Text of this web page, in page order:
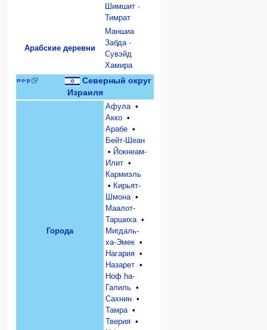
Шимшит ·
Тимрат
Арабские деревни
Маншиа
Забда ·
Сувэйд
Хамира
п·о·р
Северный округ
Израиля
Города
Афула •
Акко •
Арабе •
Бейт-Шеан
• Йокнеам-
Илит •
Кармиэль
• Кирьят-
Шмона •
Маалот-
Таршиха •
Мигдаль-
ха-Эмек •
Нагария •
Назарет •
Ноф hа-
Галиль •
Сахнин •
Тамра •
Тверия •